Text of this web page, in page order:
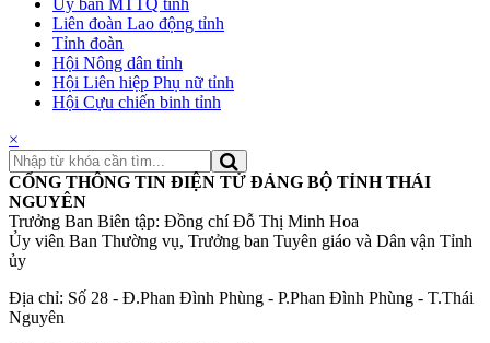
Ủy ban MTTQ tỉnh
Liên đoàn Lao động tỉnh
Tỉnh đoàn
Hội Nông dân tỉnh
Hội Liên hiệp Phụ nữ tỉnh
Hội Cựu chiến binh tỉnh
×
CỔNG THÔNG TIN ĐIỆN TỬ ĐẢNG BỘ TỈNH THÁI
NGUYÊN
Trưởng Ban Biên tập: Đồng chí Đỗ Thị Minh Hoa
Ủy viên Ban Thường vụ, Trưởng ban Tuyên giáo và Dân vận Tỉnh
ủy
Địa chỉ: Số 28 - Đ.Phan Đình Phùng - P.Phan Đình Phùng - T.Thái
Nguyên